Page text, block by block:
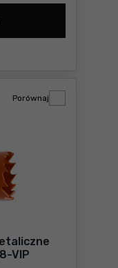
43mm
VIP
Porównaj